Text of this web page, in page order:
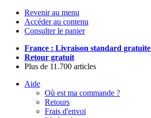
Revenir au menu
Accéder au contenu
Consulter le panier
France : Livraison standard gratuite
Retour gratuit
Plus de 11.700 articles
Aide
Où est ma commande ?
Retours
Frais d'envoi